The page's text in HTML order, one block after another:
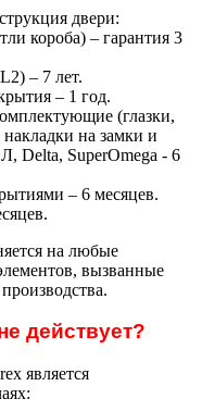
двери:
короба) – гарантия 3
– 7 лет.
– 1 год.
(глазки,
на замки и
Delta, SuperOmega - 6
– 6 месяцев.
на любые
вызванные
действует?
является